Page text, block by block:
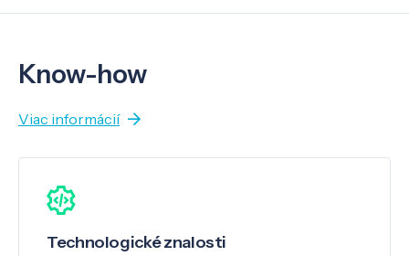
Know-how
Viac informácií
Technologické znalosti